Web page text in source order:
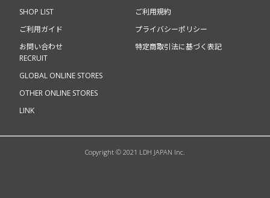
SHOP LIST
ご利用ガイド
お問い合わせ
ご利用規約
プライバシーポリシー
特定商取引法に基づく表記
RECRUIT
GLOBAL ONLINE STORES
OTHER ONLINE STORES
LINK
Copyright © 2021 LDH JAPAN Inc.